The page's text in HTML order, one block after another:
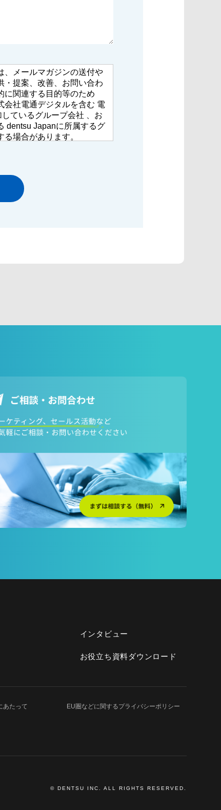
、メールマガジンの送付や
・提案、改善、お問い合わ
に関連する目的等のため
会社電通デジタルを含む 電
ているグループ会社 、お
dentsu Japanに所属するグ
場合があります。
会社は以下をご確認くだ
インタビュー
お役立ち資料ダウンロード
あたって EU圏などに関するプライバシーポリシー
© DENTSU INC. ALL RIGHTS RESERVED.